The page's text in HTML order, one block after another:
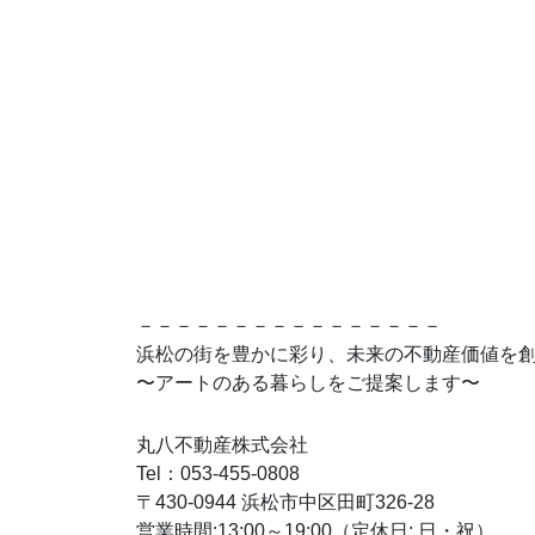
－－－－－－－－－－－－－－－－
浜松の街を豊かに彩り、未来の不動産価値を
〜アートのある暮らしをご提案します〜
丸八不動産株式会社
Tel：053-455-0808
〒430-0944 浜松市中区田町326-28
営業時間:13:00～19:00（定休日: 日・祝）